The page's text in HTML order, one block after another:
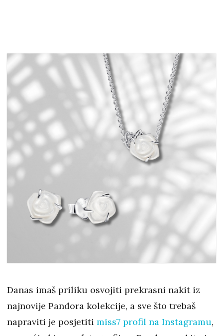
Danas imaš priliku osvojiti prekrasni nakit iz
najnovije Pandora kolekcije, a sve što trebaš
napraviti je posjetiti miss7 profil na Instagramu,